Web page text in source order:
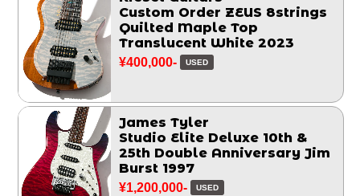
Custom Order ZEUS 8strings
Quilted Maple Top
Translucent White 2023
¥400,000- USED
James Tyler
Studio Elite Deluxe 10th &
25th Double Anniversary Jim
Burst 1997
¥1,200,000- USED